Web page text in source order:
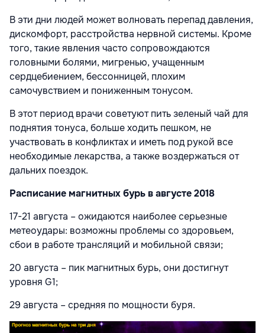
В эти дни людей может волновать перепад давления,
дискомфорт, расстройства нервной системы. Кроме
того, такие явления часто сопровождаются
головными болями, мигренью, учащенным
сердцебиением, бессонницей, плохим
самочувствием и пониженным тонусом.
В этот период врачи советуют пить зеленый чай для
поднятия тонуса, больше ходить пешком, не
участвовать в конфликтах и иметь под рукой все
необходимые лекарства, а также воздержаться от
дальних поездок.
Расписание магнитных бурь в августе 2018
17-21 августа – ожидаются наиболее серьезные
метеоудары: возможны проблемы со здоровьем,
сбои в работе трансляций и мобильной связи;
20 августа – пик магнитных бурь, они достигнут
уровня G1;
29 августа – средняя по мощности буря.